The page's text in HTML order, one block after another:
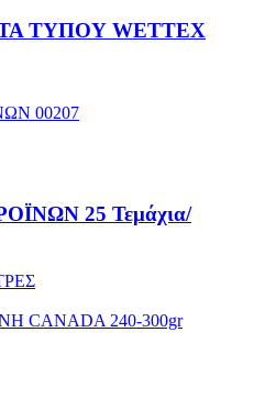
ΤΥΠΟΥ WETTEX
25 Τεμάχια/